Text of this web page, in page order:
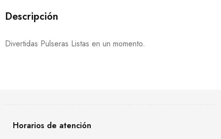
Descripción
Divertidas Pulseras Listas en un momento.
Horarios de atención